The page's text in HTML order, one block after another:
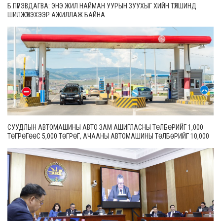
Б.ПҮРЭВДАГВА: ЭНЭ ЖИЛ НАЙМАН УУРЫН ЗУУХЫГ ХИЙН ТҮЛШИНД
ШИЛЖҮҮЛЭХЭЭР АЖИЛЛАЖ БАЙНА
СУУДЛЫН АВТОМАШИНЫ АВТО ЗАМ АШИГЛАСНЫ ТӨЛБӨРИЙГ 1,000
ТӨГРӨГӨӨС 5,000 ТӨГРӨГ, АЧААНЫ АВТОМАШИНЫ ТӨЛБӨРИЙГ 10,000